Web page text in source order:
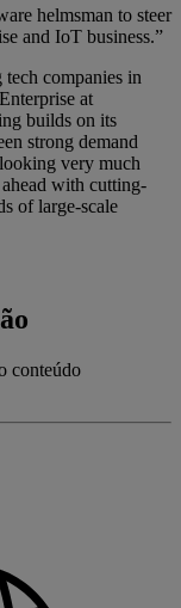
helmsman to steer
and IoT business.”
companies in
at
builds on its
strong demand
very much
with cutting-
of large-scale
conteúdo